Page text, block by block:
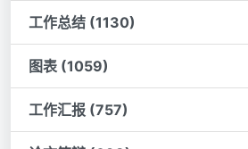
工作总结 (1130)
图表 (1059)
工作汇报 (757)